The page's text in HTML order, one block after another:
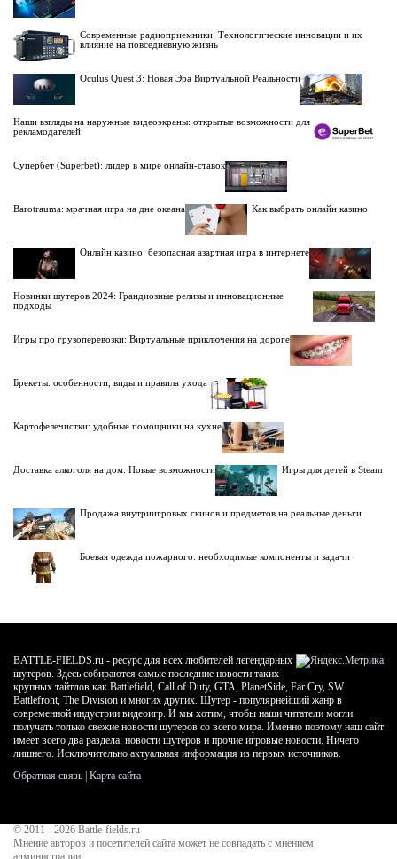
Современные радиоприемники: Технологические инновации и их
влияние на повседневную жизнь
Oculus Quest 3: Новая Эра Виртуальной Реальности
Наши взгляды на наружные видеоэкраны: открытые возможности для
рекламодателей
Супербет (Superbet): лидер в мире онлайн-ставок
Barotrauma: мрачная игра на дне океана Как выбрать онлайн казино
Онлайн казино: безопасная азартная игра в интернете
Новинки шутеров 2024: Грандиозные релизы и инновационные
подходы
Игры про грузоперевозки: Виртуальные приключения на дороге
Брекеты: особенности, виды и правила ухода
Картофелечистки: удобные помощники на кухне
Доставка алкоголя на дом. Новые возможности Игры для детей в Steam
Продажа внутриигровых скинов и предметов на реальные деньги
Боевая одежда пожарного: необходимые компоненты и задачи
BATTLE-FIELDS.ru - ресурс для всех любителей легендарных
шутеров. Здесь собираются самые последние новости таких
крупных тайтлов как Battlefield, Call of Duty, GTA, PlanetSide, Far Cry, SW
Battlefront, The Division и многих других. Шутер - популярнейший жанр в
современной индустрии видеоигр. И мы хотим, чтобы наши читатели могли
получать только свежие новости шутеров со всего мира. Именно поэтому наш сайт
имеет всего два раздела: новости шутеров и прочие игровые новости. Ничего
лишнего. Исключительно актуальная информация из первых источников.
Обратная связь Карта сайта
© 2011 - 2026 Battle-fields.ru
Мнение авторов и посетителей сайта может не совпадать с мнением
администрации.